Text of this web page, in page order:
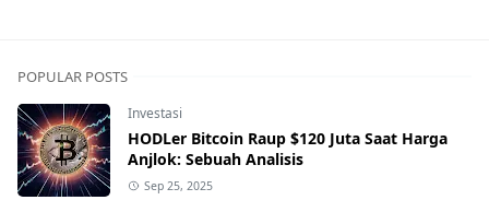
POPULAR POSTS
Investasi
HODLer Bitcoin Raup $120 Juta Saat Harga
Anjlok: Sebuah Analisis
Sep 25, 2025